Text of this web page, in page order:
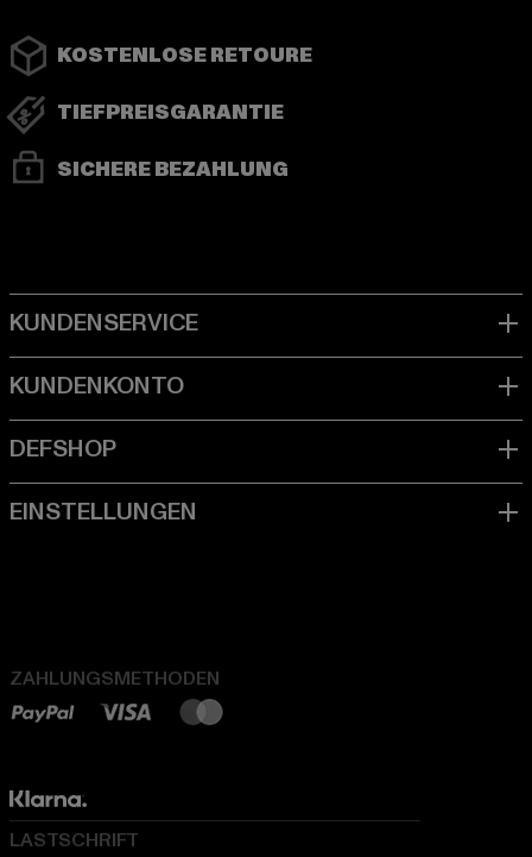
KOSTENLOSE RETOURE
TIEFPREISGARANTIE
SICHERE BEZAHLUNG
ZAHLUNGSMETHODEN
LASTSCHRIFT